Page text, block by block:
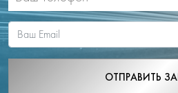
ОТПРАВИТЬ